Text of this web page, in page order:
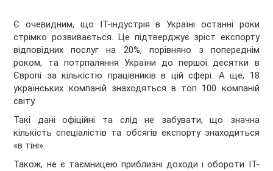
Є очевидним, що ІТ-індустрія в Україні останні роки
стрімко розвивається. Це підтверджує зріст експорту
відповідних послуг на 20%, порівняно з попереднім
роком, та потрпаляння України до першоі десятки в
Європі за кількістю працівників в цій сфері. А ще, 18
українських компаній знаходяться в топ 100 компаній
світу.
Такі дані офіційні та слід не забувати, що значна
кількість спеціалістів та обсягів експорту знаходиться
«в тіні».
Також, не є таємницею приблизні доходи і обороти ІТ-